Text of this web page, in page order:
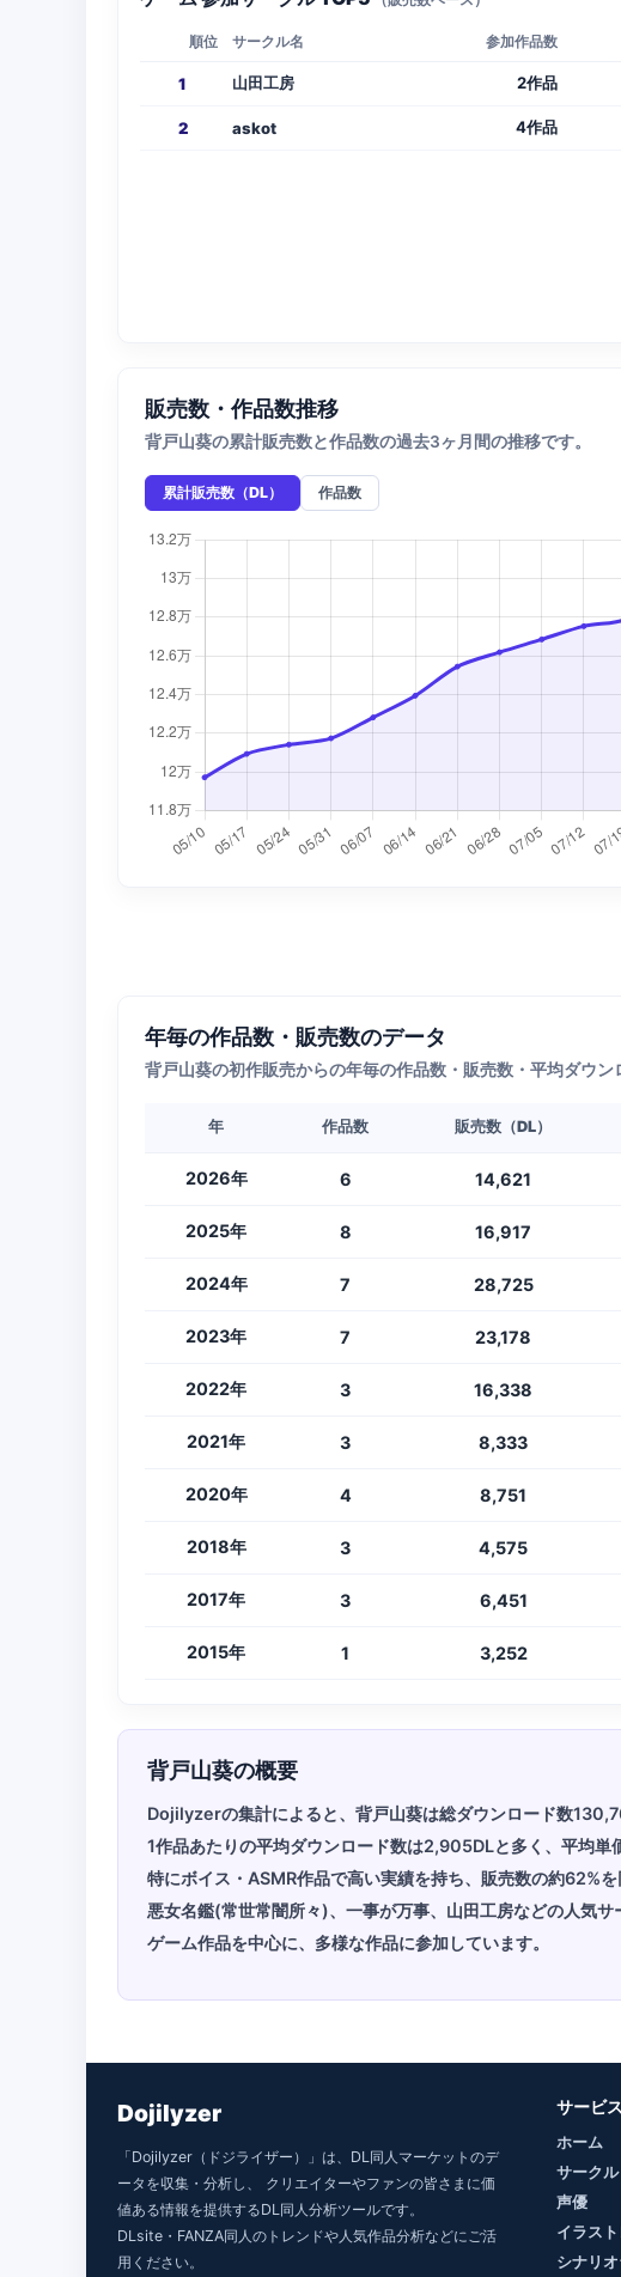
順位 サークル名 参加作品数
1 山田工房 2作品
2 askot 4作品
販売数・作品数推移
背戸山葵の累計販売数と作品数の過去3ヶ月間の推移です。
累計販売数（DL） 作品数
年毎の作品数・販売数のデータ
背戸山葵の初作販売からの年毎の作品数・販売数・平均ダウン
年 作品数 販売数（DL）
2026年 6 14,621
2025年 8 16,917
2024年 7 28,725
2023年 7 23,178
2022年 3 16,338
2021年 3 8,333
2020年 4 8,751
2018年 3 4,575
2017年 3 6,451
2015年 1 3,252
背戸山葵の概要
Dojilyzerの集計によると、背戸山葵は総ダウンロード数
1作品あたりの平均ダウンロード数は2,905DLと多く、平均単
特にボイス・ASMR作品で高い実績を持ち、販売数の約62%を
悪女名鑑(常世常闇所々)、一事が万事、山田工房などの人気サ
ゲーム作品を中心に、多様な作品に参加しています。
Dojilyzer
「Dojilyzer（ドジライザー）」は、DL同人マーケットのデ
ータを収集・分析し、 クリエイターやファンの皆さまに価
値ある情報を提供するDL同人分析ツールです。
DLsite・FANZA同人のトレンドや人気作品分析などにご活
用ください。
サービス
ホーム
サークル
声優
イラス
シナリ